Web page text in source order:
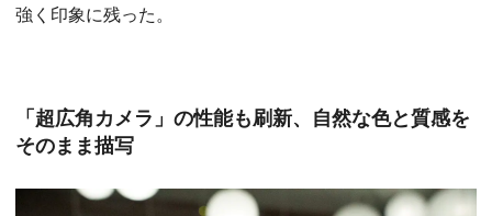
強く印象に残った。
「超広角カメラ」の性能も刷新、自然な色と質感を
そのまま描写